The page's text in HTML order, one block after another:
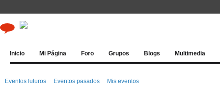
Inicio Mi Página Foro Grupos Blogs Multimedia
Eventos futuros Eventos pasados Mis eventos